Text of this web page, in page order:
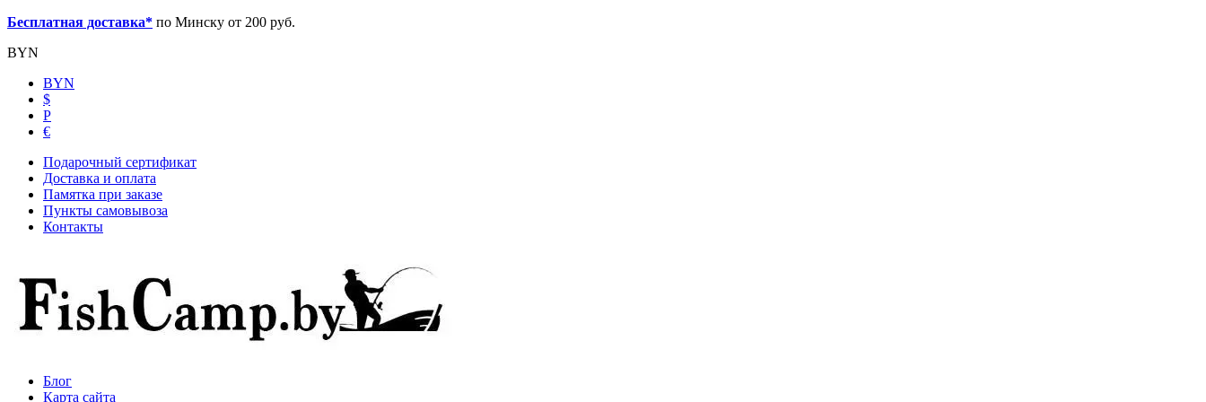
Бесплатная доставка* по Минску от 200 руб.
BYN
BYN
$
Р
€
Подарочный сертификат
Доставка и оплата
Памятка при заказе
Пункты самовывоза
Контакты
Блог
Карта сайта